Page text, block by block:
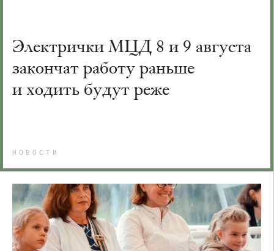
Электрички МЦД 8 и 9 августа
закончат работу раньше
и ходить будут реже
НОВОСТИ